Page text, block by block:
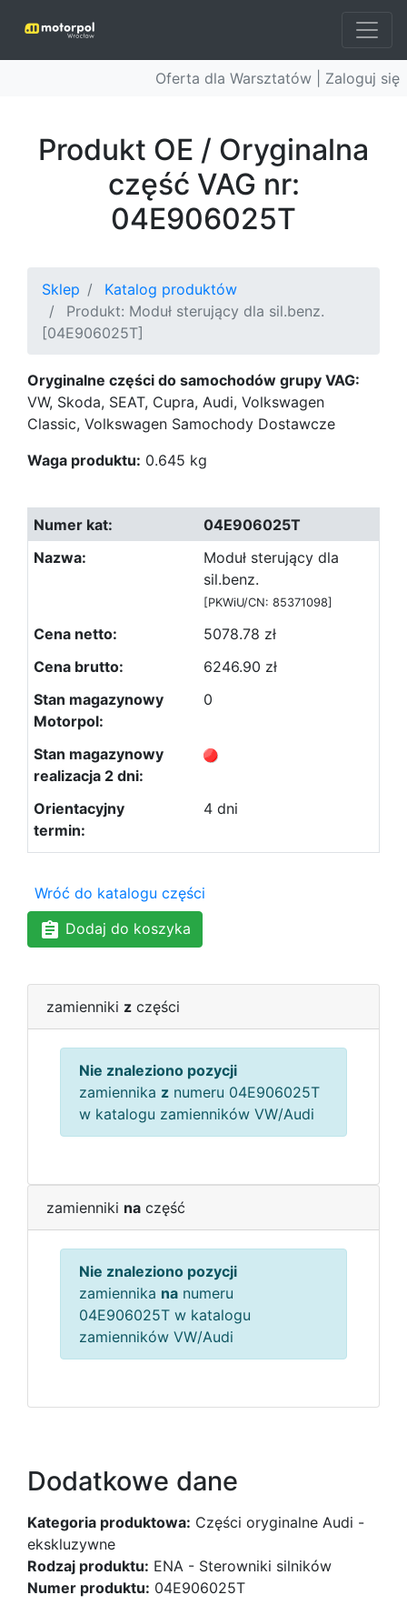
Oferta dla Warsztatów | Zaloguj się
Produkt OE / Oryginalna
część VAG nr:
04E906025T
Sklep
Katalog produktów
Produkt: Moduł sterujący dla sil.benz.
[04E906025T]
Oryginalne części do samochodów grupy VAG:
VW, Skoda, SEAT, Cupra, Audi, Volkswagen
Classic, Volkswagen Samochody Dostawcze
Waga produktu: 0.645 kg
04E906025T
Moduł sterujący dla
sil.benz.
[PKWiU/CN: 85371098]
5078.78 zł
6246.90 zł
0
4 dni
Wróć do katalogu części
Dodaj do koszyka
zamienniki z części
Nie znaleziono pozycji
zamiennika z numeru 04E906025T
w katalogu zamienników VW/Audi
zamienniki na część
Nie znaleziono pozycji
zamiennika na numeru
04E906025T w katalogu
zamienników VW/Audi
Dodatkowe dane
Kategoria produktowa: Części oryginalne Audi -
ekskluzywne
Rodzaj produktu: ENA - Sterowniki silników
Numer produktu: 04E906025T